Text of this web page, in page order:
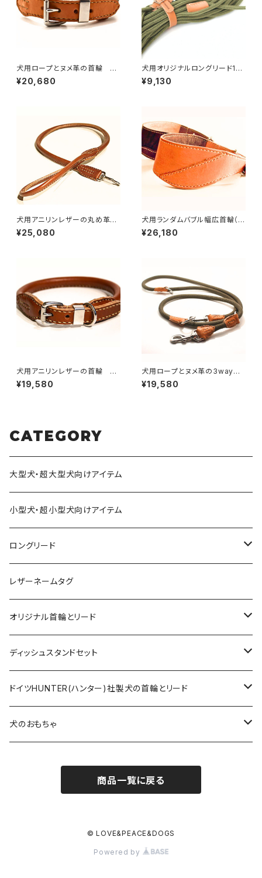
犬用ロープとヌメ革の首輪 オ
ーダーサイズ60cm〜 【受注
製作】LOVE＆PEACE＆DOGS
¥20,680
犬用オリジナルロングリード15
m（中型犬・大型犬・超大型犬向
け）【受注製作】LOVE&PEACE
¥9,130
犬用アニリンレザーの丸め革プ
レーンリード90cm 【受注製
作】LOVE&PEACE&DOGSオリ
¥25,080
犬用ランダムバブル幅広首輪（ハ
ンドメイドヌメ革首輪） 首周り
サイズ30〜39cmまで LOVE
¥26,180
犬用アニリンレザーの首輪 ~2
9cmまで 【受注製作】LOVE&
PEACE&DOGSオリジナル
¥19,580
犬用ロープとヌメ革の3wayリ
ード200cm 【受注製作】LOVE
&PEACE&DOGSオリジナル
¥19,580
CATEGORY
大型犬・超大型犬向けアイテム
小型犬・超小型犬向けアイテム
ロングリード
オリジナル軽量ロングリード
オリジナルロングリード
レザーネームタグ
オリジナル首輪とリード
ロープとヌメ革の首輪とリード
ヌメ革の首輪とリード
アニリンレザーの首輪とリード
ディッシュスタンドセット
無垢の木とステンレスのディッシュスタンドセット
超小型犬〜中型犬サイズ
無垢の木と陶器のディッシュスタンドセット
大型犬〜超大型犬向けサイズ
ドイツHUNTER(ハンター)社製犬の首輪とリード
HUNTER(ハンター）社製首輪
HUNTER（ハンター）社製スリップリード
JOKKE（フィンランド・ヨッケ）製首輪
犬のおもちゃ
ボールのおもちゃ
商品一覧に戻る
© LOVE&PEACE&DOGS
Powered by